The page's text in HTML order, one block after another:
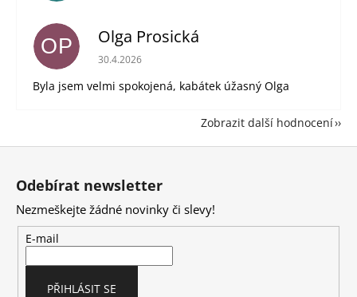
OP Olga Prosická
Hodnocení obchodu je 5 z 5 hvězdiček.
30.4.2026
Byla jsem velmi spokojená, kabátek úžasný Olga
Zobrazit další hodnocení
Z
Odebírat newsletter
Nezmeškejte žádné novinky či slevy!
E-mail
PŘIHLÁSIT SE